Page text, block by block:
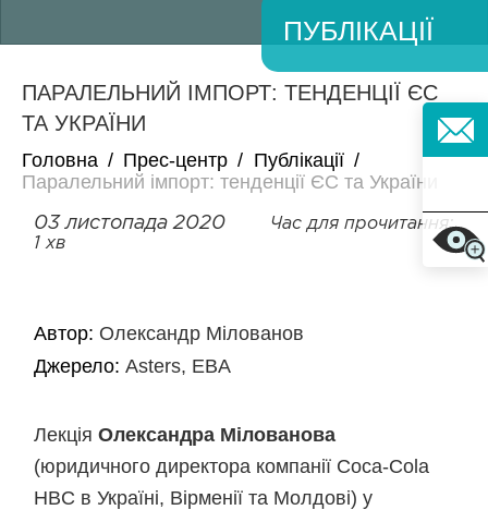
ПУБЛІКАЦІЇ
ПАРАЛЕЛЬНИЙ ІМПОРТ: ТЕНДЕНЦІЇ ЄС
ТА УКРАЇНИ
Головна / Прес-центр / Публікації /
Паралельний імпорт: тенденції ЄС та України
03 листопада 2020
Час для прочитання:
1 хв
Автор: Олександр Мілованов
Джерело:Asters, EBA
ЛекціяОлександра Мілованова
(юридичного директора компанії Coca-Cola
HBC в Україні, Вірменії та Молдові) у